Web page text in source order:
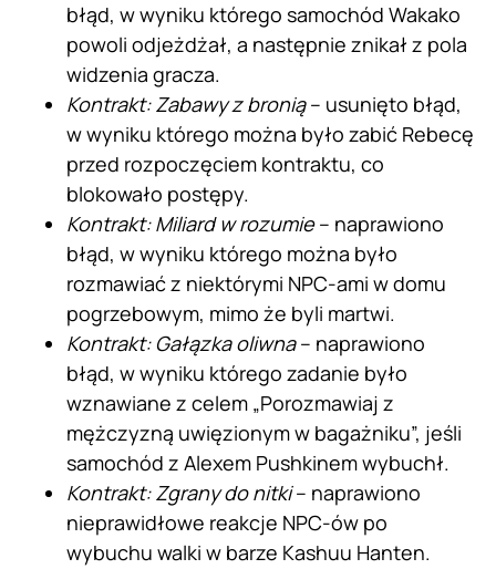
błąd, w wyniku którego samochód Wakako
powoli odjeżdżał, a następnie znikał z pola
widzenia gracza.
Kontrakt: Zabawy z bronią– usunięto błąd,
w wyniku którego można było zabić Rebecę
przed rozpoczęciem kontraktu, co
blokowało postępy.
Kontrakt: Miliard w rozumie– naprawiono
błąd, w wyniku którego można było
rozmawiać z niektórymi NPC-ami w domu
pogrzebowym, mimo że byli martwi.
Kontrakt: Gałązka oliwna– naprawiono
błąd, w wyniku którego zadanie było
wznawiane z celem „Porozmawiaj z
mężczyzną uwięzionym w bagażniku”, jeśli
samochód z Alexem Pushkinem wybuchł.
Kontrakt: Zgrany do nitki– naprawiono
nieprawidłowe reakcje NPC-ów po
wybuchu walki w barze Kashuu Hanten.